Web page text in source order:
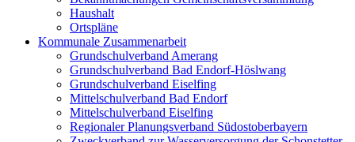
Haushalt
Ortspläne
Kommunale Zusammenarbeit
Grundschulverband Amerang
Grundschulverband Bad Endorf-Höslwang
Grundschulverband Eiselfing
Mittelschulverband Bad Endorf
Mittelschulverband Eiselfing
Regionaler Planungsverband Südostoberbayern